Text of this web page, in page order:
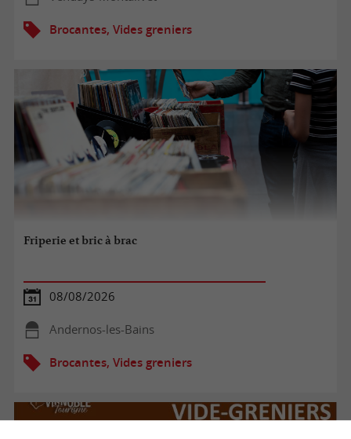
Brocantes, Vides greniers
Friperie et bric à brac
08/08/2026
Andernos-les-Bains
Brocantes, Vides greniers